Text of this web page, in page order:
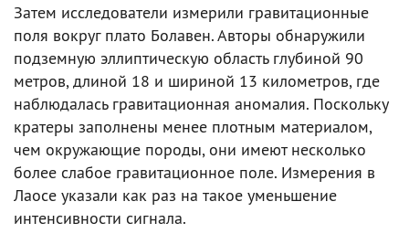
Затем исследователи измерили гравитационные
поля вокруг плато Болавен. Авторы обнаружили
подземную эллиптическую область глубиной 90
метров, длиной 18 и шириной 13 километров, где
наблюдалась гравитационная аномалия. Поскольку
кратеры заполнены менее плотным материалом,
чем окружающие породы, они имеют несколько
более слабое гравитационное поле. Измерения в
Лаосе указали как раз на такое уменьшение
интенсивности сигнала.